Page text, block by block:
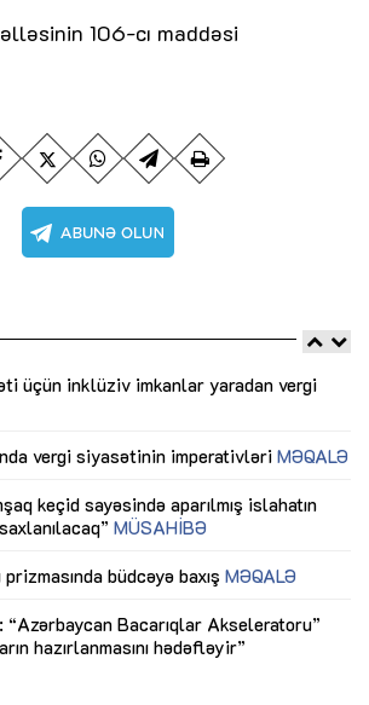
106-cı maddəsi
üçün inklüziv imkanlar yaradan vergi
vergi siyasətinin imperativləri MƏQALƏ
keçid sayəsində aparılmış islahatın
MÜSAHİBƏ
büdcəyə baxış MƏQALƏ
Bacarıqlar Akseleratoru”
hazırlanmasını hədəfləyir”